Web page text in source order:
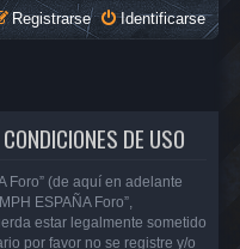
Identificarse
Registrarse
DE USO
Foro” (de aquí en adelante
ESPAÑA Foro”,
estar legalmente sometido
por favor no se registre y/o